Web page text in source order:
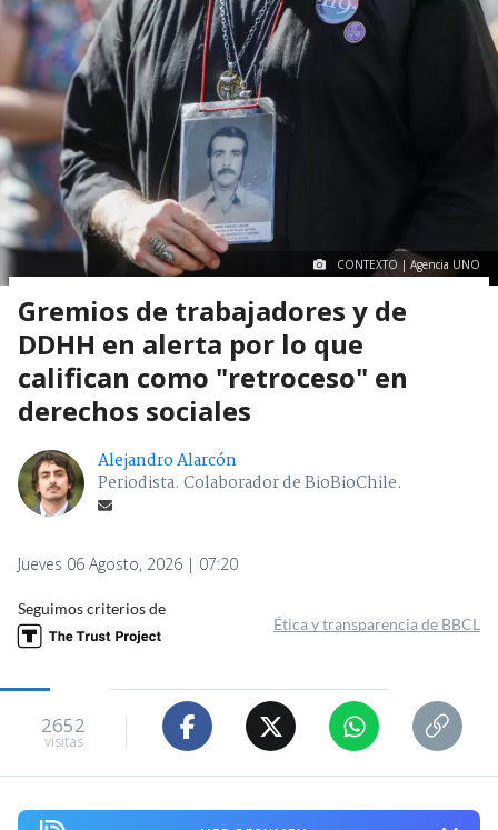
CONTEXTO | Agencia UNO
Gremios de trabajadores y de
DDHH en alerta por lo que
califican como "retroceso" en
derechos sociales
Alejandro Alarcón
Periodista. Colaborador de BioBioChile.
Jueves 06 Agosto, 2026 | 07:20
Seguimos criterios de
Ética y transparencia de BBCL
2652
visitas